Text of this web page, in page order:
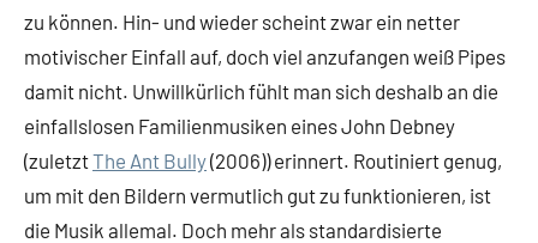
zu können. Hin- und wieder scheint zwar ein netter
motivischer Einfall auf, doch viel anzufangen weiß Pipes
damit nicht. Unwillkürlich fühlt man sich deshalb an die
einfallslosen Familienmusiken eines John Debney
(zuletztThe Ant Bully(2006)) erinnert. Routiniert genug,
um mit den Bildern vermutlich gut zu funktionieren, ist
die Musik allemal. Doch mehr als standardisierte